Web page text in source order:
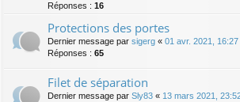
Réponses : 16
Protections des portes
Dernier message par sigerg « 01 avr. 2021, 16:27
Réponses : 65
Filet de séparation
Dernier message par Sly83 « 13 mars 2021,